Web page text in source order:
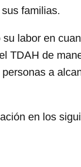
familias.
labor en
TDAH de
a
en los